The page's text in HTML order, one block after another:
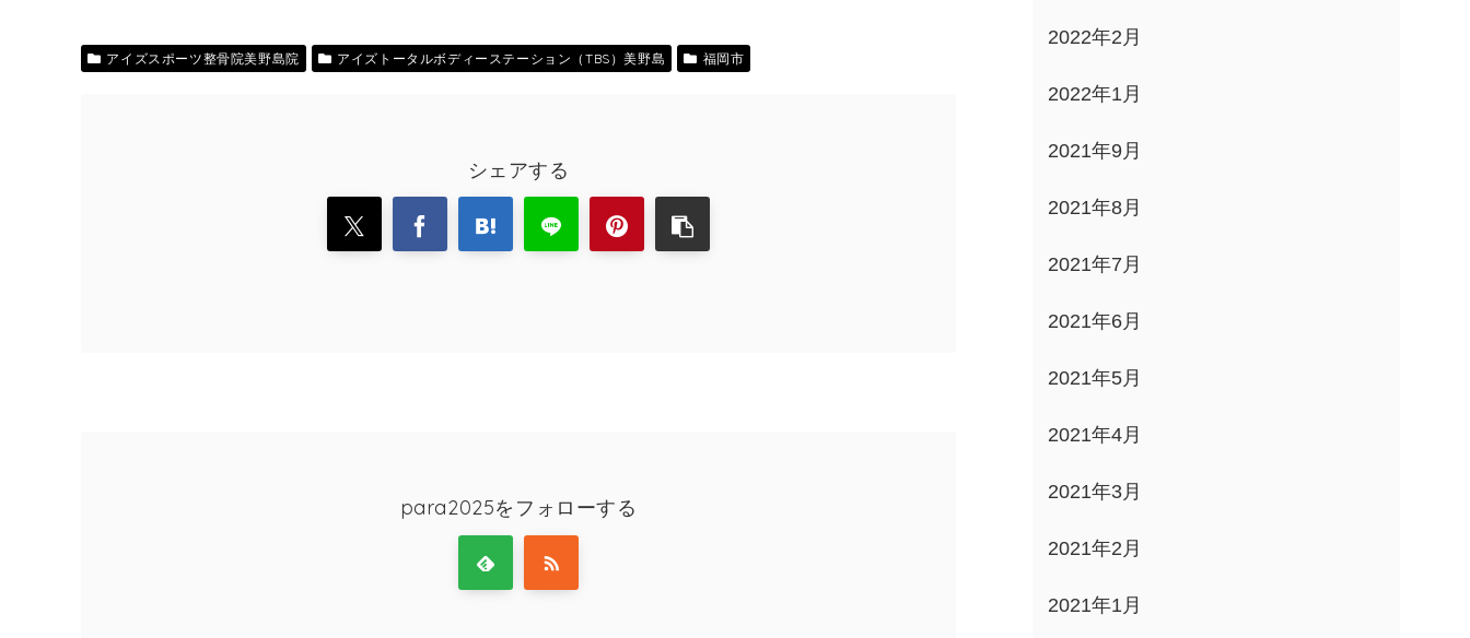
アイズスポーツ整骨院美野島院 アイズトータルボディーステーション（TBS）美野島 福岡市
シェアする
para2025をフォローする
2022年2月
2022年1月
2021年9月
2021年8月
2021年7月
2021年6月
2021年5月
2021年4月
2021年3月
2021年2月
2021年1月